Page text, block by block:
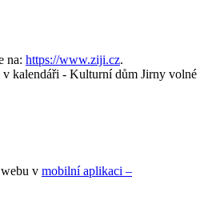
na: https://www.ziji.cz.
kalendáři - Kulturní dům Jirny volné
v mobilní aplikaci –